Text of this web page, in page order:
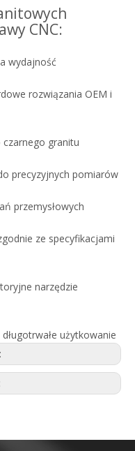
CNC:
wydajność
rozwiązania OEM i
czarnego granitu
precyzyjnych pomiarów
przemysłowych
ze specyfikacjami
narzędzie
użytkowanie